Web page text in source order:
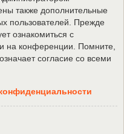
также дополнительные
пользователей. Прежде
ознакомиться с
на конференции. Помните,
согласие со всеми